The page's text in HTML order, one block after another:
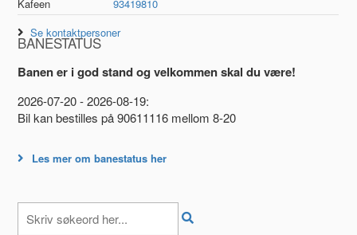
Kafeen
93419810
Se kontaktpersoner
BANESTATUS
Banen er i god stand og velkommen skal du være!
2026-07-20 - 2026-08-19:
Bil kan bestilles på 90611116 mellom 8-20
Les mer om banestatus her